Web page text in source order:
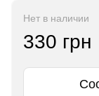
Нет в наличии
330 грн